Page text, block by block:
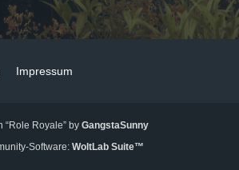
Impressum
“Role Royale” by GangstaSunny
Software: WoltLab Suite™